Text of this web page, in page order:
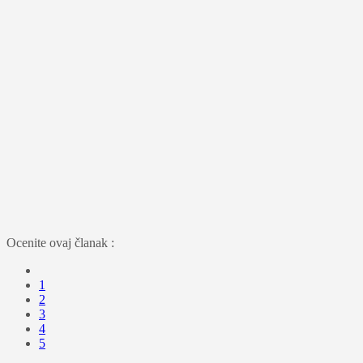
Ocenite ovaj članak :
1
2
3
4
5